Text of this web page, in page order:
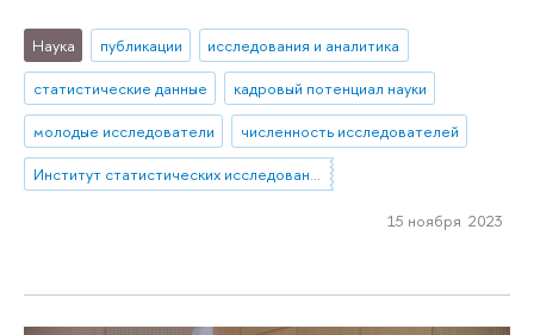
Наука публикации
исследования и аналитика
статистические данные
кадровый потенциал науки
молодые исследователи
численность исследователей
Институт статистических исследований и экономики знаний
15 ноября 2023